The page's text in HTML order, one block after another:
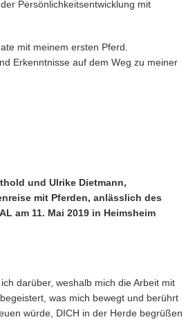
Persönlichkeitsentwicklung mit
mit meinem ersten Pferd.
Erkenntnisse auf dem Weg zu meiner
und Ulrike Dietmann,
mit Pferden, anlässlich des
am 11. Mai 2019 in Heimsheim
darüber, weshalb mich die Arbeit mit
was mich bewegt und berührt
würde, DICH in der Herde begrüßen